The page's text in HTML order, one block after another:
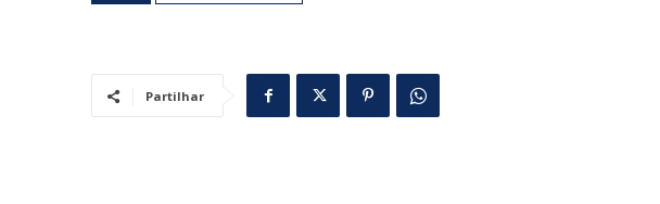
Partilhar